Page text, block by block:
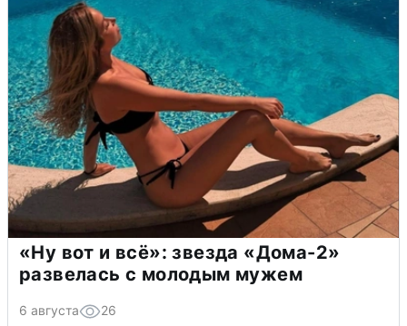
«Ну вот и всё»: звезда «Дома-2»
развелась с молодым мужем
6 августа 26